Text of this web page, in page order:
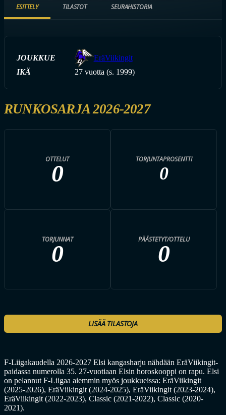
ESITTELY TILASTOT SEURAHISTORIA
JOUKKUE
EräViikingit
IKÄ
27 vuotta (s. 1999)
RUNKOSARJA 2026-2027
OTTELUT
0
TORJUNTAPROSENTTI
0
TORJUNNAT
0
PÄÄSTETYT/OTTELU
0
LISÄÄ TILASTOJA
F-Liigakaudella 2026-2027 Elsi kangasharju nähdään EräViikingit-
paidassa numerolla 35. 27-vuotiaan Elsin horoskooppi on rapu. Elsi
on pelannut F-Liigaa aiemmin myös joukkueissa: EräViikingit
(2025-2026), EräViikingit (2024-2025), EräViikingit (2023-2024),
EräViikingit (2022-2023), Classic (2021-2022), Classic (2020-
2021).